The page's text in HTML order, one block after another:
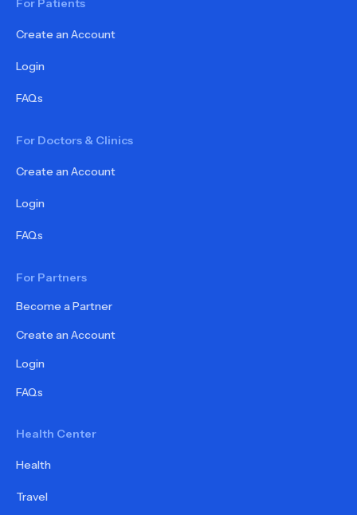
For Patients
Create an Account
Login
FAQs
For Doctors & Clinics
Create an Account
Login
FAQs
For Partners
Become a Partner
Create an Account
Login
FAQs
Health Center
Health
Travel